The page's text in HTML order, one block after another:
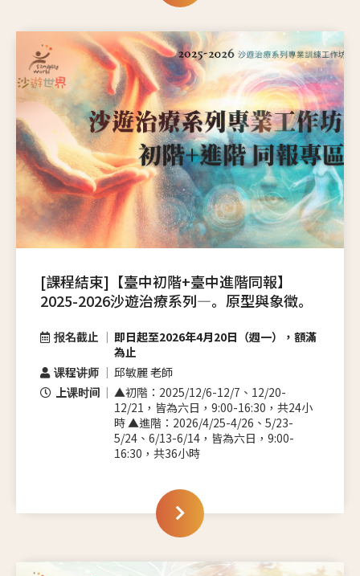
[課程結束]【臺中初階+臺中進階同報】
2025-2026沙遊治療系列—。原型與象徵。
报名截止
即日起至2026年4月20日（週一），額滿
為止
课程讲师
邱敏麗 老師
上课时间
▲初階：2025/12/6-12/7、12/20-
12/21，皆為六日，9:00-16:30，共24小
時 ▲進階：2026/4/25-4/26、5/23-
5/24、6/13-6/14，皆為六日，9:00-
16:30，共36小時